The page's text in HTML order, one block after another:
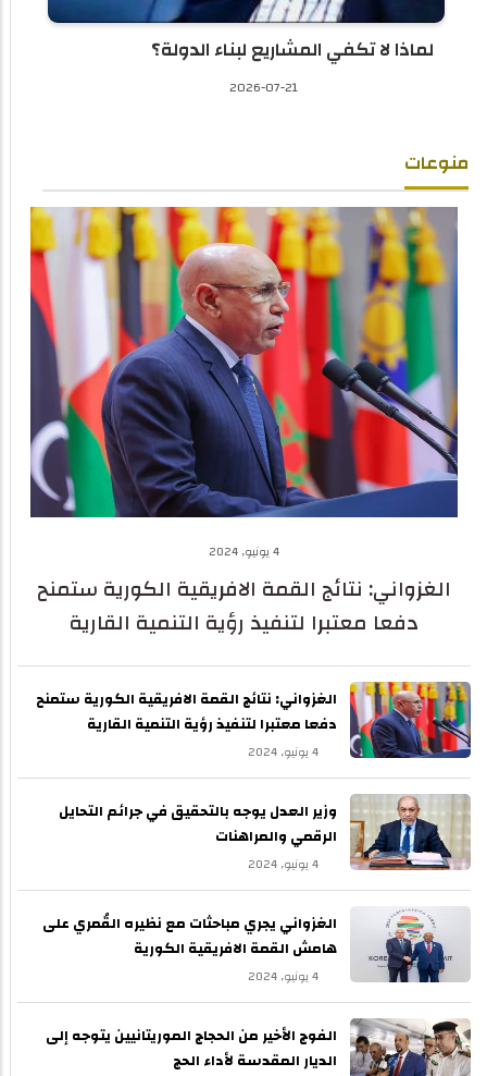
لماذا لا تكفي المشاريع لبناء الدولة؟
2026-07-21
منوعات
4 يونيو, 2024
الغزواني: نتائج القمة الافريقية الكورية ستمنح
دفعا معتبرا لتنفيذ رؤية التنمية القارية
الغزواني: نتائج القمة الافريقية الكورية ستمنح
دفعا معتبرا لتنفيذ رؤية التنمية القارية
4 يونيو, 2024
وزير العدل يوجه بالتحقيق في جرائم التحايل
الرقمي والمراهنات
4 يونيو, 2024
الغزواني يجري مباحثات مع نظيره القُمري على
هامش القمة الافريقية الكورية
4 يونيو, 2024
الفوج الأخير من الحجاج الموريتانيين يتوجه إلى
الديار المقدسة لأداء الحج